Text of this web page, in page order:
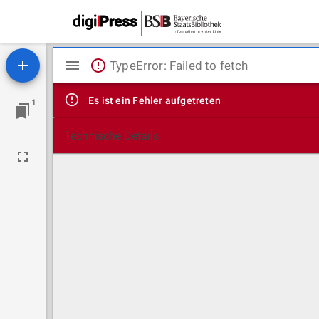
1
Mirador
Viewer
TypeError: Failed to fetch
Es ist ein Fehler aufgetreten
Technische Details